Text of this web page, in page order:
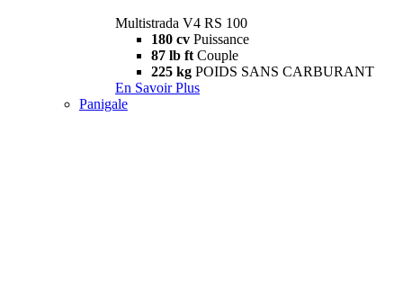
Multistrada V4 RS 100
180 cv Puissance
87 lb ft Couple
225 kg POIDS SANS CARBURANT
En Savoir Plus
Panigale